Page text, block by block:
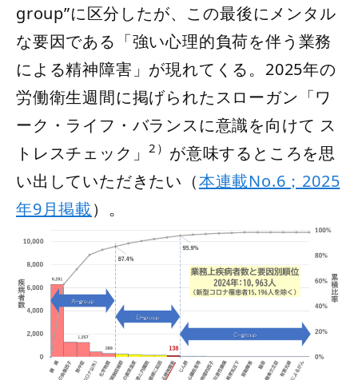
group”に区分したが、この最後にメンタル
な要因である「強い心理的負荷を伴う業務
による精神障害」が現れてくる。2025年の
労働衛生週間に掲げられたスローガン「ワ
ーク・ライフ・バランスに意識を向けて ス
トレスチェック」2） が意味するところを思
い出していただきたい（本連載No.6；2025
年9月掲載）。